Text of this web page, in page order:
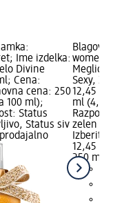
Ime izdelka:
Divine
Cena:
cena: 250
100 ml);
Status
Status siv
Meglica
Sexy,
12,45 €;
ml (4,98
zelen
Izberite
12,45 €
250 ml